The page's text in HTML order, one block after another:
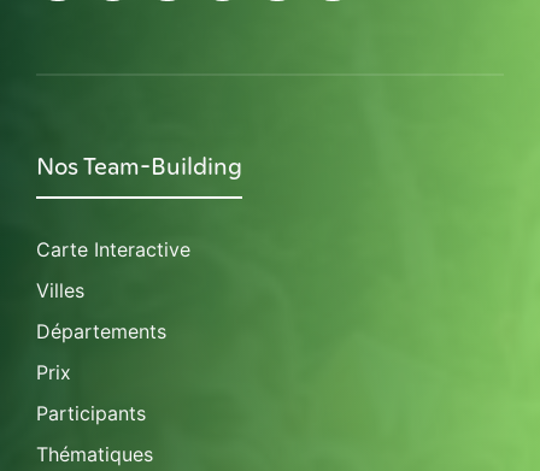
Nos Team-Building
Carte Interactive
Villes
Départements
Prix
Participants
Thématiques